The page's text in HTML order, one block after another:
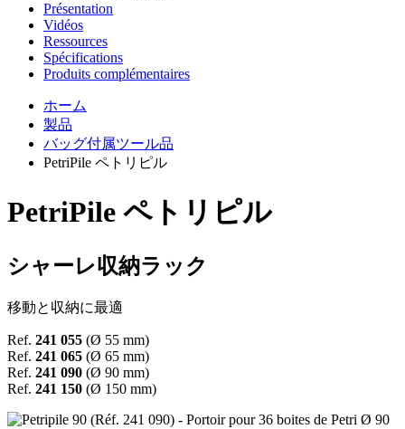
Présentation
Vidéos
Ressources
Spécifications
Produits complémentaires
ホーム
製品
バッグ付属ツール品
PetriPile ペトリピル
PetriPile ペトリピル
シャーレ収納ラック
移動と収納に最適
Ref. 241 055 (Ø 55 mm)
Ref. 241 065 (Ø 65 mm)
Ref. 241 090 (Ø 90 mm)
Ref. 241 150 (Ø 150 mm)